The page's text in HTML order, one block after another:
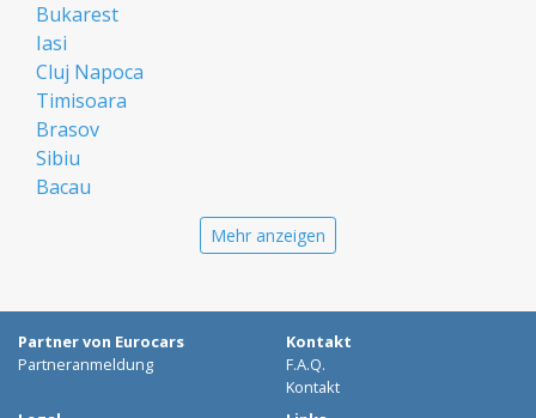
Bukarest
Iasi
Cluj Napoca
Timisoara
Brasov
Sibiu
Bacau
Galati
Suceava
Mehr anzeigen
Partner von Eurocars
Partneranmeldung
Kontakt
F.A.Q.
Kontakt